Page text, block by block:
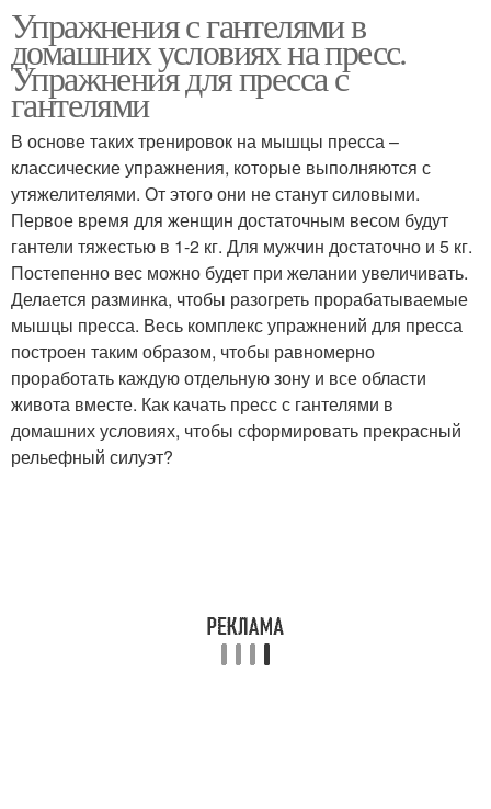
упражнения
прокачки
Упражнения с гантелями в
домашних условиях на пресс.
Упражнения для пресса с
гантелями
В основе таких тренировок на мышцы пресса –
классические упражнения, которые выполняются с
утяжелителями. От этого они не станут силовыми.
Первое время для женщин достаточным весом будут
гантели тяжестью в 1-2 кг. Для мужчин достаточно и 5 кг.
Постепенно вес можно будет при желании увеличивать.
Делается разминка, чтобы разогреть прорабатываемые
мышцы пресса. Весь комплекс упражнений для пресса
построен таким образом, чтобы равномерно
проработать каждую отдельную зону и все области
живота вместе. Как качать пресс с гантелями в
домашних условиях, чтобы сформировать прекрасный
рельефный силуэт?